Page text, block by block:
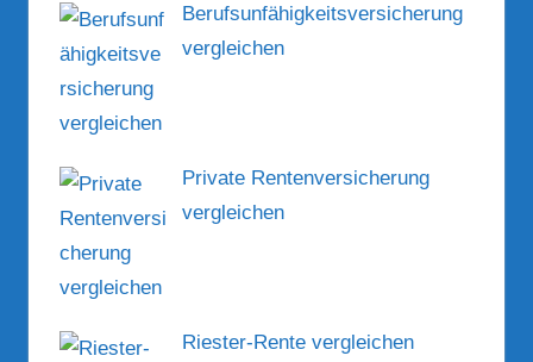
Berufsunfähigkeitsversicherung
vergleichen
Private Rentenversicherung
vergleichen
Riester-Rente vergleichen